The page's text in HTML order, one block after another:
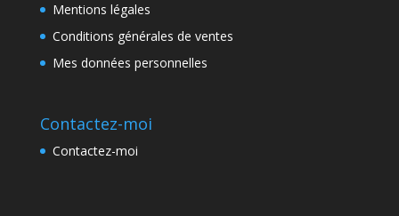
Mentions légales
Conditions générales de ventes
Mes données personnelles
Contactez-moi
Contactez-moi